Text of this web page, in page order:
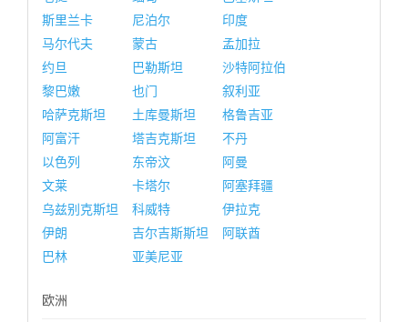
斯里兰卡
尼泊尔
印度
马尔代夫
蒙古
孟加拉
约旦
巴勒斯坦
沙特阿拉伯
黎巴嫩
也门
叙利亚
哈萨克斯坦
土库曼斯坦
格鲁吉亚
阿富汗
塔吉克斯坦
不丹
以色列
东帝汶
阿曼
文莱
卡塔尔
阿塞拜疆
乌兹别克斯坦
科威特
伊拉克
伊朗
吉尔吉斯斯坦
阿联酋
巴林
亚美尼亚
欧洲